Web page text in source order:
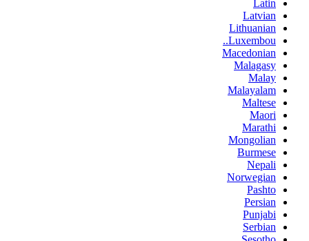
Latin
Latvian
Lithuanian
Luxembou..
Macedonian
Malagasy
Malay
Malayalam
Maltese
Maori
Marathi
Mongolian
Burmese
Nepali
Norwegian
Pashto
Persian
Punjabi
Serbian